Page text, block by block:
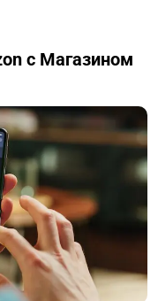
с Магазином